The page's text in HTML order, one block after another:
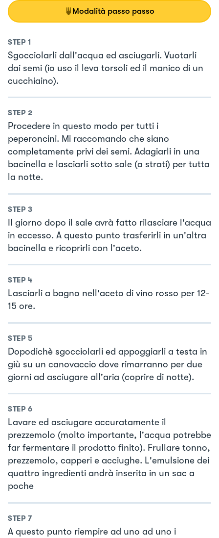
Modalità passo passo
STEP 1
Sgocciolarli dall'acqua ed asciugarli. Vuotarli
dai semi (io uso il leva torsoli ed il manico di un
cucchiaino).
STEP 2
Procedere in questo modo per tutti i
peperoncini. Mi raccomando che siano
completamente privi dei semi. Adagiarli in una
bacinella e lasciarli sotto sale (a strati) per tutta
la notte.
STEP 3
Il giorno dopo il sale avrà fatto rilasciare l'acqua
in eccesso. A questo punto trasferirli in un'altra
bacinella e ricoprirli con l'aceto.
STEP 4
Lasciarli a bagno nell'aceto di vino rosso per 12-
15 ore.
STEP 5
Dopodichè sgocciolarli ed appoggiarli a testa in
giù su un canovaccio dove rimarranno per due
giorni ad asciugare all'aria (coprire di notte).
STEP 6
Lavare ed asciugare accuratamente il
prezzemolo (molto importante, l'acqua potrebbe
far fermentare il prodotto finito). Frullare tonno,
prezzemolo, capperi e acciughe. L'emulsione dei
quattro ingredienti andrà inserita in un sac a
poche
STEP 7
A questo punto riempire ad uno ad uno i